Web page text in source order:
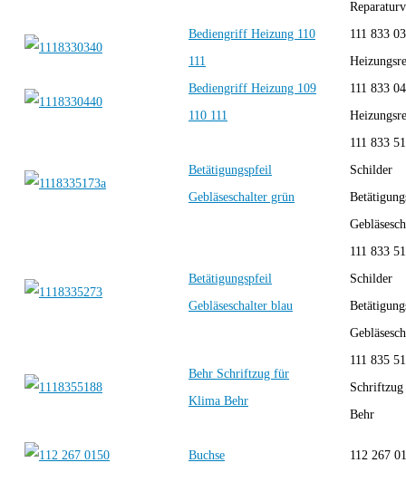
Bediengriff Heizung 110
111
111 833
Bediengriff Heizung 109
110 111
111 833
Betätigungspfeil
Gebläseschalter grün
111 833
Schilder
Betätigungspfeil
Gebläseschalter blau
111 833
Schilder
Behr Schriftzug für
Klima Behr
111 835
Behr
Buchse 112